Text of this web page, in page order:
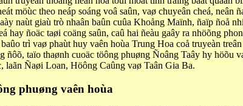
möùc theo neáp soáng voâ saûn, vaø chuyeân cheá,
naùt giaù trò nhaân baûn cuûa Khoång Maïnh, ñaïp ñoå
hay ñoäc taøi coäng saûn, caû hai ñeàu gaây ra nhöõng
trì vaø phaùt huy vaên hoùa Trung Hoa coå truyeàn
taïo thaønh cuoäc töông phuøng Ñoâng Taây hy höõu
Ñaøi Loan, Höông Caûng vaø Taân Gia Ba.
phuøng vaên hoùa